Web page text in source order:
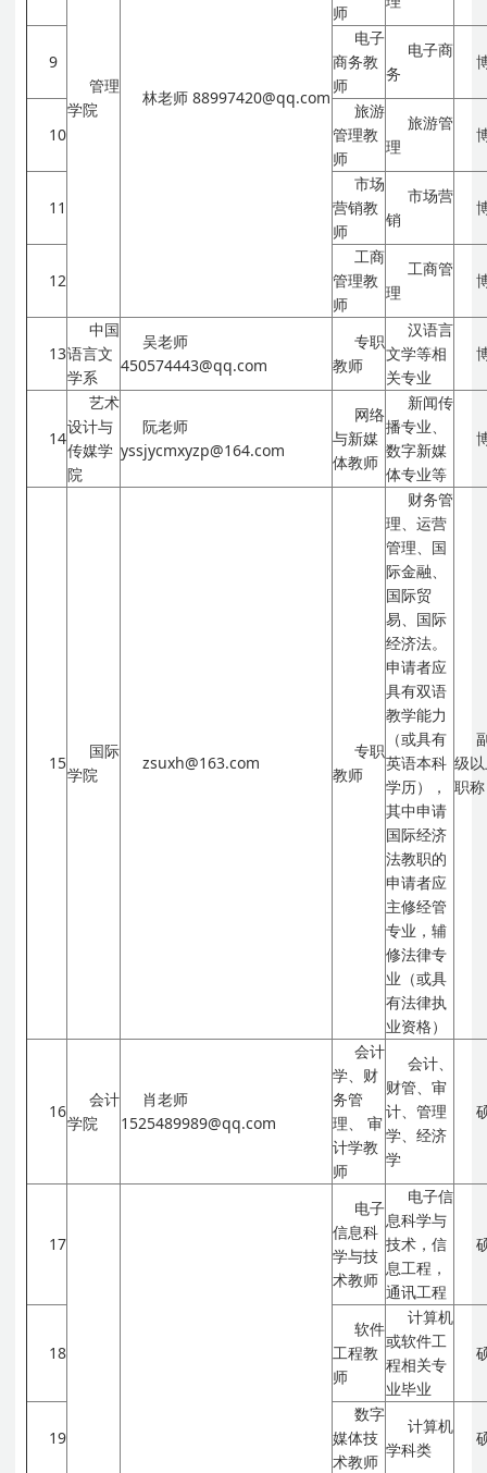
管理
学院
林老师 88997420@qq.com
师
9
电子
商务教
师
电子商
务
10
旅游
管理教
师
旅游管
理
11
市场
营销教
师
市场营
销
12
工商
管理教
师
工商管
理
13
中国
语言文
学系
吴老师
450574443@qq.com
专职
教师
汉语言
文学等相
关专业
14
艺术
设计与
传媒学
院
阮老师
yssjycmxyzp@164.com
网络
与新媒
体教师
新闻传
播专业、
数字新媒
体专业等
15
国际
学院
zsuxh@163.com
专职
教师
财务管
理、运营
管理、国
际金融、
国际贸
易、国际
经济法。
申请者应
具有双语
教学能力
（或具有
英语本科
学历），
其中申请
国际经济
法教职的
申请者应
主修经管
专业，辅
修法律专
业（或具
有法律执
业资格）
级
职称
16
会计
学院
肖老师
1525489989@qq.com
会计
学、财
务管
理、
审
计学教
师
会计、
财管、审
计、管理
学、经济
学
17
电子
信息科
学与技
术教师
电子信
息科学与
技术，信
息工程，
通讯工程
18
软件
工程教
师
计算机
或软件工
程相关专
业毕业
19
数字
媒体技
术教师
计算机
学科类